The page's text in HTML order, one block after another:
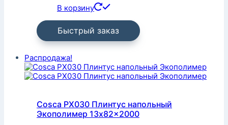
В корзину
Быстрый заказ
Распродажа!
Cosca PX030 Плинтус напольный
Экополимер 13x82x2000